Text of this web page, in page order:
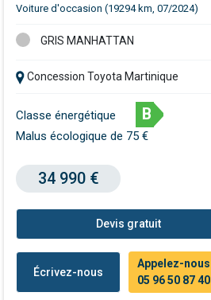
Voiture d'occasion (19294 km, 07/2024)
GRIS MANHATTAN
Concession Toyota Martinique
Classe énergétique B
Malus écologique de 75 €
34 990 €
Devis gratuit
Écrivez-nous
Appelez-nous
05 96 50 87 40